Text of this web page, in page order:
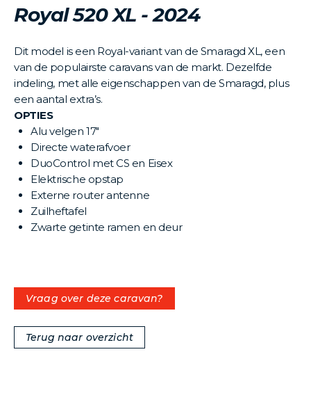
Royal 520 XL - 2024
Dit model is een Royal-variant van de Smaragd XL, een
van de populairste caravans van de markt. Dezelfde
indeling, met alle eigenschappen van de Smaragd, plus
een aantal extra’s.
OPTIES
Alu velgen 17"
Directe waterafvoer
DuoControl met CS en Eisex
Elektrische opstap
Externe router antenne
Zuilheftafel
Zwarte getinte ramen en deur
Vraag over deze caravan?
Terug naar overzicht